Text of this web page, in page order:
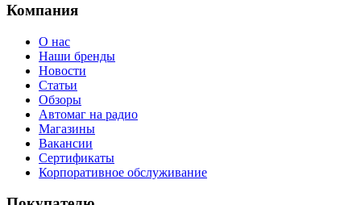
Компания
О нас
Наши бренды
Новости
Статьи
Обзоры
Автомаг на радио
Магазины
Вакансии
Сертификаты
Корпоративное обслуживание